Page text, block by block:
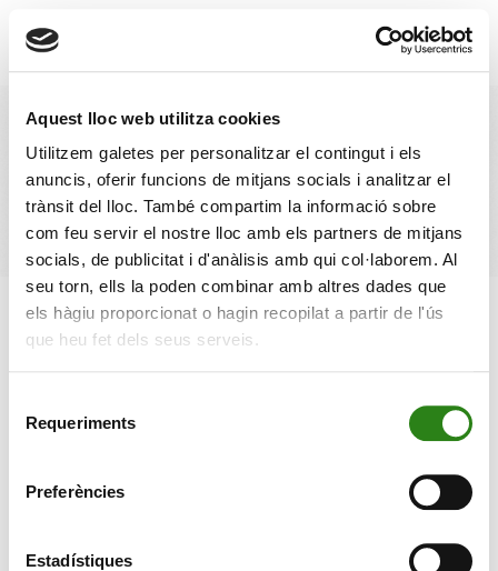
Aquest lloc web utilitza cookies
Utilitzem galetes per personalitzar el contingut i els
anuncis, oferir funcions de mitjans socials i analitzar el
trànsit del lloc. També compartim la informació sobre
com feu servir el nostre lloc amb els partners de mitjans
socials, de publicitat i d'anàlisis amb qui col·laborem. Al
seu torn, ells la poden combinar amb altres dades que
els hàgiu proporcionat o hagin recopilat a partir de l'ús
que heu fet dels seus serveis.
Requeriments
Preferències
Estadístiques
☰
×
Perspectives. Informe
Trimestral 4T
17 OCTUBRE 2025 1 min Escrit per Creand